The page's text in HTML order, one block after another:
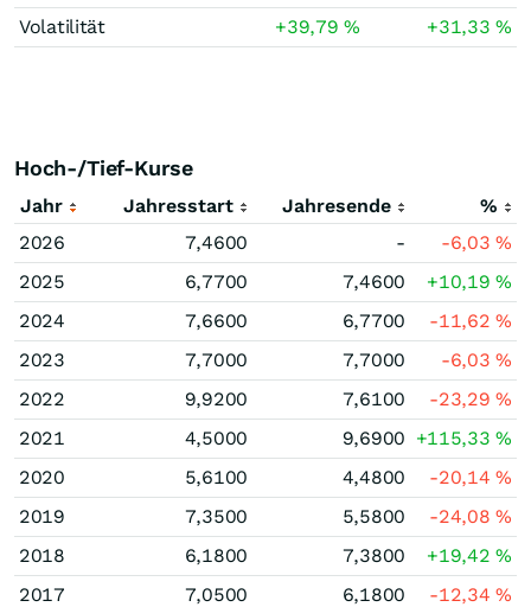
Volatilität
+39,79% +31,33%
Hoch-/Tief-Kurse
Jahr Jahresstart Jahresende
%
2026
7,4600 - -6,03%
2025
6,7700 7,4600 +10,19%
2024
7,6600 6,7700 -11,62%
2023
7,7000 7,7000 -6,03%
2022
9,9200 7,6100 -23,29%
2021
4,5000 9,6900 +115,33%
2020
5,6100 4,4800 -20,14%
2019
7,3500 5,5800 -24,08%
2018
6,1800 7,3800 +19,42%
2017
7,0500 6,1800 -12,34%